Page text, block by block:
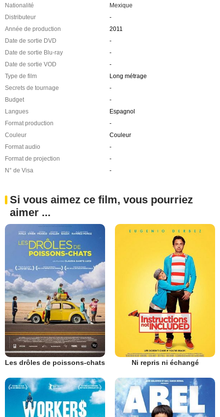
Nationalité
Mexique
Distributeur
-
Année de production
2011
Date de sortie DVD
-
Date de sortie Blu-ray
-
Date de sortie VOD
-
Type de film
Long métrage
Secrets de tournage
-
Budget
-
Langues
Espagnol
Format production
-
Couleur
Couleur
Format audio
-
Format de projection
-
N° de Visa
-
Si vous aimez ce film, vous pourriez
aimer ...
Les drôles de poissons-chats Ni repris ni échangé